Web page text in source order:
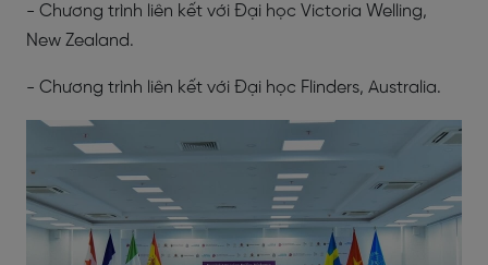
- Chương trình liên kết với Đại học Victoria Welling,
New Zealand.
- Chương trình liên kết với Đại học Flinders, Australia.